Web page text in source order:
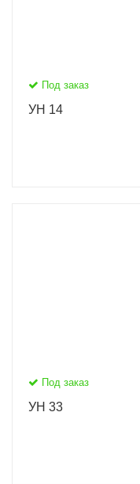
Под заказ
УН 14
Под заказ
УН 33